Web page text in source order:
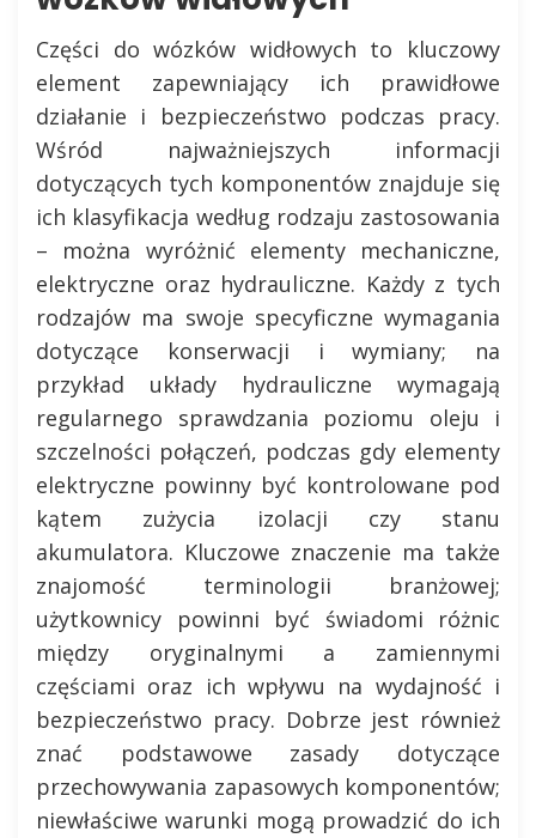
Części do wózków widłowych to kluczowy
element zapewniający ich prawidłowe
działanie i bezpieczeństwo podczas pracy.
Wśród najważniejszych informacji
dotyczących tych komponentów znajduje się
ich klasyfikacja według rodzaju zastosowania
– można wyróżnić elementy mechaniczne,
elektryczne oraz hydrauliczne. Każdy z tych
rodzajów ma swoje specyficzne wymagania
dotyczące konserwacji i wymiany; na
przykład układy hydrauliczne wymagają
regularnego sprawdzania poziomu oleju i
szczelności połączeń, podczas gdy elementy
elektryczne powinny być kontrolowane pod
kątem zużycia izolacji czy stanu
akumulatora. Kluczowe znaczenie ma także
znajomość terminologii branżowej;
użytkownicy powinni być świadomi różnic
między oryginalnymi a zamiennymi
częściami oraz ich wpływu na wydajność i
bezpieczeństwo pracy. Dobrze jest również
znać podstawowe zasady dotyczące
przechowywania zapasowych komponentów;
niewłaściwe warunki mogą prowadzić do ich